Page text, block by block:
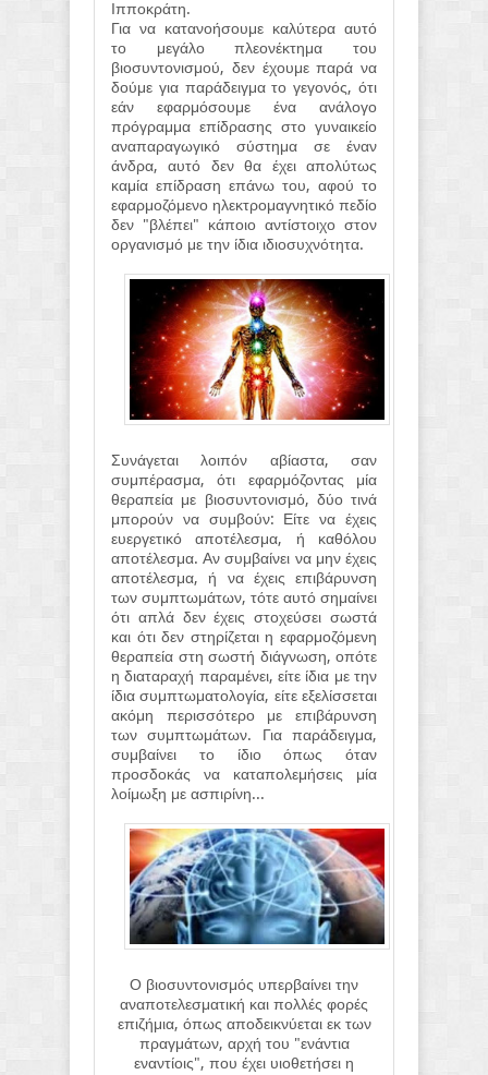
Ιπποκράτη.
Για να κατανοήσουμε καλύτερα αυτό
το μεγάλο πλεονέκτημα του
βιοσυντονισμού, δεν έχουμε παρά να
δούμε για παράδειγμα το γεγονός, ότι
εάν εφαρμόσουμε ένα ανάλογο
πρόγραμμα επίδρασης στο γυναικείο
αναπαραγωγικό σύστημα σε έναν
άνδρα, αυτό δεν θα έχει απολύτως
καμία επίδραση επάνω του, αφού το
εφαρμοζόμενο ηλεκτρομαγνητικό πεδίο
δεν "βλέπει" κάποιο αντίστοιχο στον
οργανισμό με την ίδια ιδιοσυχνότητα.
Συνάγεται λοιπόν αβίαστα, σαν
συμπέρασμα, ότι εφαρμόζοντας μία
θεραπεία με βιοσυντονισμό, δύο τινά
μπορούν να συμβούν: Είτε να έχεις
ευεργετικό αποτέλεσμα, ή καθόλου
αποτέλεσμα. Αν συμβαίνει να μην έχεις
αποτέλεσμα, ή να έχεις επιβάρυνση
των συμπτωμάτων, τότε αυτό σημαίνει
ότι απλά δεν έχεις στοχεύσει σωστά
και ότι δεν στηρίζεται η εφαρμοζόμενη
θεραπεία στη σωστή διάγνωση, οπότε
η διαταραχή παραμένει, είτε ίδια με την
ίδια συμπτωματολογία, είτε εξελίσσεται
ακόμη περισσότερο με επιβάρυνση
των συμπτωμάτων. Για παράδειγμα,
συμβαίνει το ίδιο όπως όταν
προσδοκάς να καταπολεμήσεις μία
λοίμωξη με ασπιρίνη...
Ο βιοσυντονισμός υπερβαίνει την
αναποτελεσματική και πολλές φορές
επιζήμια, όπως αποδεικνύεται εκ των
πραγμάτων, αρχή του "ενάντια
εναντίοις", που έχει υιοθετήσει η